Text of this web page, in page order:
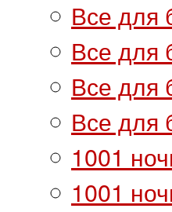
Все для
Все для
Все для
Все для
1001
1001